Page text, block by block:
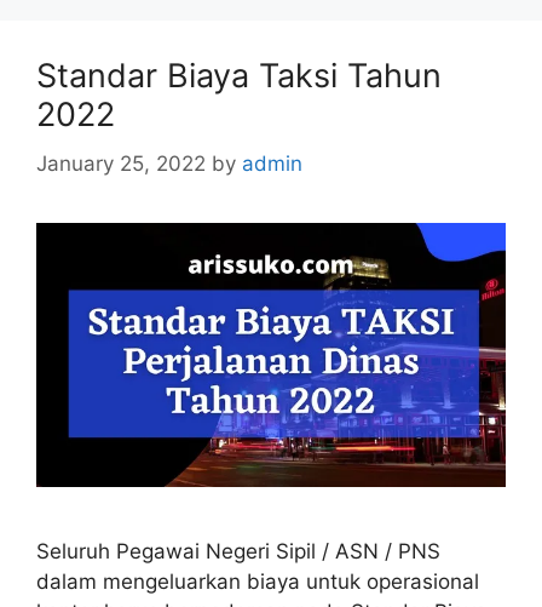
Standar Biaya Taksi Tahun
2022
January 25, 2022 by admin
Seluruh Pegawai Negeri Sipil / ASN / PNS
dalam mengeluarkan biaya untuk operasional